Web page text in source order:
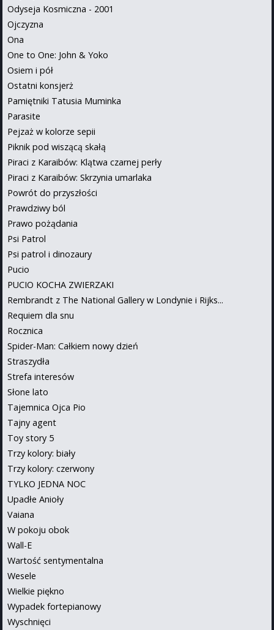
Odyseja Kosmiczna - 2001
Ojczyzna
Ona
One to One: John & Yoko
Osiem i pół
Ostatni konsjerż
Pamiętniki Tatusia Muminka
Parasite
Pejzaż w kolorze sepii
Piknik pod wiszącą skałą
Piraci z Karaibów: Klątwa czarnej perły
Piraci z Karaibów: Skrzynia umarlaka
Powrót do przyszłości
Prawdziwy ból
Prawo pożądania
Psi Patrol
Psi patrol i dinozaury
Pucio
PUCIO KOCHA ZWIERZAKI
Rembrandt z The National Gallery w Londynie i Rijks...
Requiem dla snu
Rocznica
Spider-Man: Całkiem nowy dzień
Straszydła
Strefa interesów
Słone lato
Tajemnica Ojca Pio
Tajny agent
Toy story 5
Trzy kolory: biały
Trzy kolory: czerwony
TYLKO JEDNA NOC
Upadłe Anioły
Vaiana
W pokoju obok
Wall-E
Wartość sentymentalna
Wesele
Wielkie piękno
Wypadek fortepianowy
Wyschnięci